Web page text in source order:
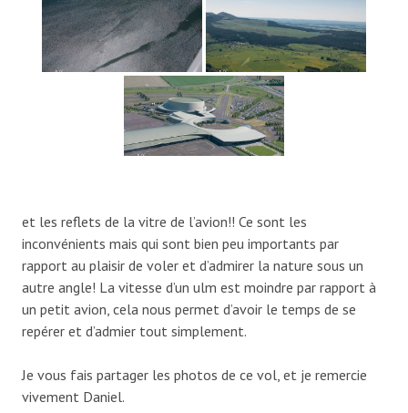
et les reflets de la vitre de l’avion!! Ce sont les
inconvénients mais qui sont bien peu importants par
rapport au plaisir de voler et d’admirer la nature sous un
autre angle! La vitesse d’un ulm est moindre par rapport à
un petit avion, cela nous permet d’avoir le temps de se
repérer et d’admier tout simplement.
Je vous fais partager les photos de ce vol, et je remercie
vivement Daniel.